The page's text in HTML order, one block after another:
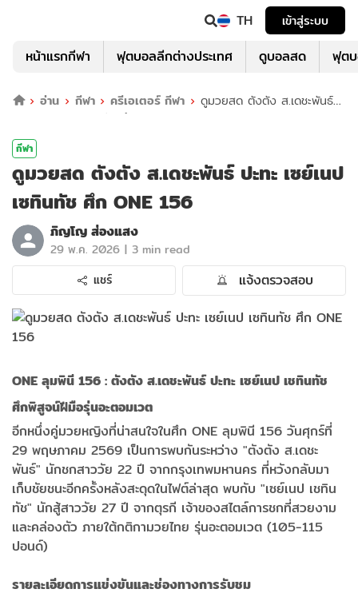
TH เข้าสู่ระบบ
หน้าแรกกีฬา ฟุตบอลลีกต่างประเทศ ดูบอลสด ฟุต
อ่าน กีฬา ครีเอเตอร์ กีฬา
ดูมวยสด ตังตัง ส.เดชะพันธ์
ปะทะ เซย์เนป เซทินทัช ศึก ONE 156
กีฬา
ดูมวยสด ตังตัง ส.เดชะพันธ์ ปะทะ เซย์เนป
เซทินทัช ศึก ONE 156
ภิญโญ ส่องแสง
29 พ.ค. 2026 | 3 min read
แชร์
แจ้งตรวจสอบ
ONE ลุมพินี 156 : ตังตัง ส.เดชะพันธ์ ปะทะ เซย์เนป เชทินทัช
ศึกพิสูจน์ฝีมือรุ่นอะตอมเวต
อีกหนึ่งคู่มวยหญิงที่น่าสนใจในศึก ONE ลุมพินี 156 วันศุกร์ที่
29 พฤษภาคม 2569 เป็นการพบกันระหว่าง "ตังตัง ส.เดชะ
พันธ์" นักชกสาววัย 22 ปี จากกรุงเทพมหานคร ที่หวังกลับมา
เก็บชัยชนะอีกครั้งหลังสะดุดในไฟต์ล่าสุด พบกับ "เซย์เนป เชทิน
ทัช" นักสู้สาววัย 27 ปี จากตุรกี เจ้าของสไตล์การชกที่สวยงาม
และคล่องตัว ภายใต้กติกามวยไทย รุ่นอะตอมเวต (105-115
ปอนด์)
รายละเอียดการแข่งขันและช่องทางการรับชม